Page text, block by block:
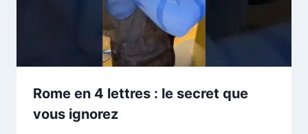
Rome en 4 lettres : le secret que
vous ignorez